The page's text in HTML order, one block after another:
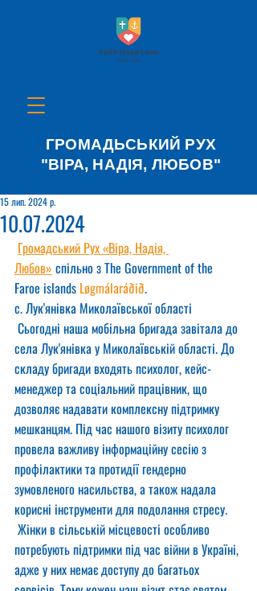
ГРОМАДЬСЬКИЙ РУХ
"ВІРА, НАДІЯ, ЛЮБОВ"
10.07.2024
15 лип. 2024 р.
Громадський Рух «Віра, Надія,
Любов» спільно з The Government of the
Faroe islands Løgmálaráðið.
с. Лук'янівка Миколаївської області
Сьогодні наша мобільна бригада завітала до
села Лук'янівка у Миколаївській області. До
складу бригади входять психолог, кейс-
менеджер та соціальний працівник, що
дозволяє надавати комплексну підтримку
мешканцям. Під час нашого візиту психолог
провела важливу інформаційну сесію з
профілактики та протидії гендерно
зумовленого насильства, а також надала
корисні інструменти для подолання стресу.
Жінки в сільській місцевості особливо
потребують підтримки під час війни в Україні,
адже у них немає доступу до багатьох